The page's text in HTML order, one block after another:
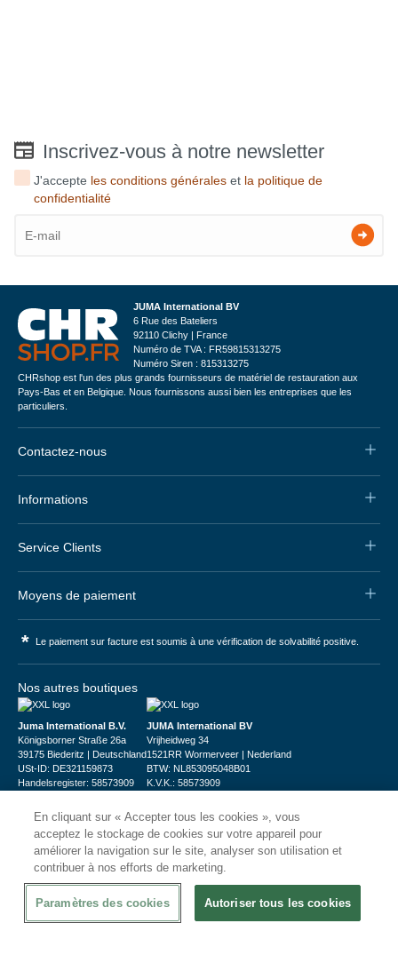
Inscrivez-vous à notre newsletter
J'accepte les conditions générales et la politique de
confidentialité
JUMA International BV
6 Rue des Bateliers
92110 Clichy | France
Numéro de TVA : FR59815313275
Numéro Siren : 815313275
CHRshop est l'un des plus grands fournisseurs de matériel de restauration aux
Pays-Bas et en Belgique. Nous fournissons aussi bien les entreprises que les
particuliers.
Contactez-nous
Informations
Service Clients
Moyens de paiement
* Le paiement sur facture est soumis à une vérification de solvabilité positive.
Nos autres boutiques
Juma International B.V.
Königsborner Straße 26a
39175 Biederitz | Deutschland
USt-ID: DE321159873
Handelsregister: 58573909
JUMA International BV
Vrijheidweg 34
1521RR Wormerveer | Nederland
BTW: NL853095048B01
K.V.K.: 58573909
© 2026CHRshop
En cliquant sur « Accepter tous les cookies », vous
acceptez le stockage de cookies sur votre appareil pour
améliorer la navigation sur le site, analyser son utilisation et
contribuer à nos efforts de marketing.
Paramètres des cookies Autoriser tous les cookies